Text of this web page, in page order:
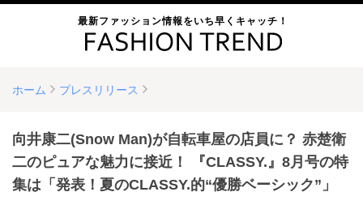
最新ファッション情報をいち早くキャッチ！
ホーム プレスリリース
向井康二(Snow Man)が自転車屋の店員に？ 赤楚衛
二のピュアな魅力に接近！ 『CLASSY.』8月号の特
集は「発表！夏のCLASSY.的“優勝ベーシック”」